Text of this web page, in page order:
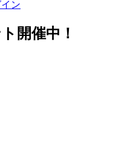
ン
開催中！